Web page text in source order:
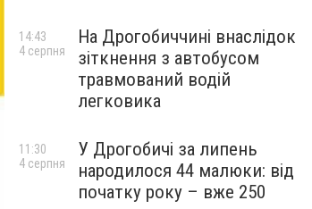
На Дрогобиччині внаслідок
зіткнення з автобусом
травмований водій
легковика
14:43
4 серпня
У Дрогобичі за липень
народилося 44 малюки: від
початку року – вже 250
11:30
4 серпня